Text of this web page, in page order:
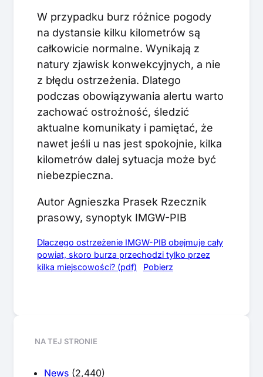
W przypadku burz różnice pogody
na dystansie kilku kilometrów są
całkowicie normalne. Wynikają z
natury zjawisk konwekcyjnych, a nie
z błędu ostrzeżenia. Dlatego
podczas obowiązywania alertu warto
zachować ostrożność, śledzić
aktualne komunikaty i pamiętać, że
nawet jeśli u nas jest spokojnie, kilka
kilometrów dalej sytuacja może być
niebezpieczna.
Autor Agnieszka Prasek Rzecznik
prasowy, synoptyk IMGW-PIB
Dlaczego ostrzeżenie IMGW-PIB obejmuje cały
powiat, skoro burza przechodzi tylko przez
kilka miejscowości? (pdf)
Pobierz
NA TEJ STRONIE
News (2,440)